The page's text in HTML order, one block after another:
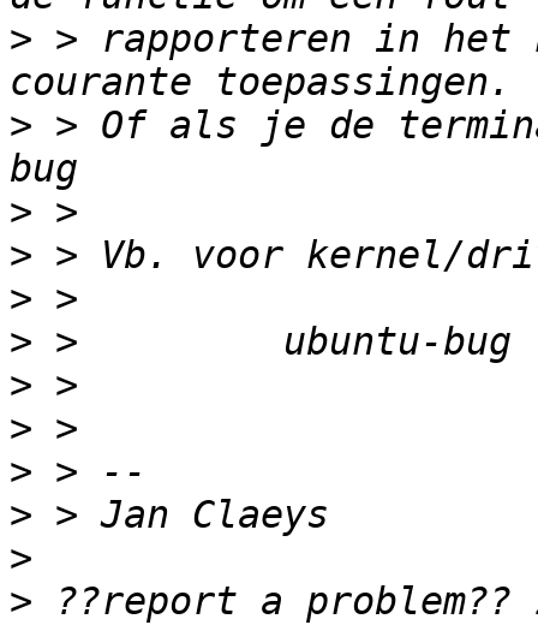
> > rapporteren in het
> > Of als je de
>
>
>
>
>
>
>
>
>
> ??report a